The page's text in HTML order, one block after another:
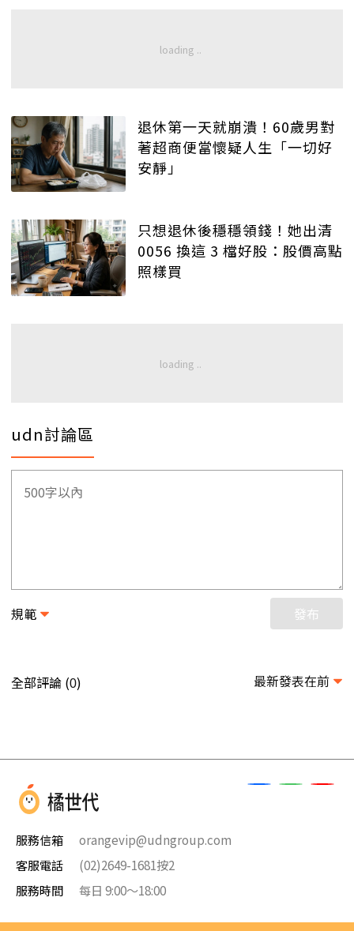
退休第一天就崩潰！60歲男對
著超商便當懷疑人生「一切好
安靜」
只想退休後穩穩領錢！她出清
0056 換這 3 檔好股：股價高點
照樣買
udn討論區
規範 發布
全部評論 (0) 最新發表在前
服務信箱
orangevip@udngroup.com
客服電話
(02)2649-1681按2
服務時間
每日 9:00～18:00